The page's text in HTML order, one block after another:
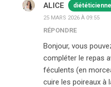
ALICE diététicienne
25 MARS 2026 À 09:55
RÉPONDRE
Bonjour, vous
compléter le repas
féculents (en
cuire les poireaux à